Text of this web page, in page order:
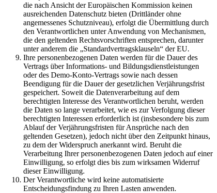
die nach Ansicht der Europäischen Kommission keinen
ausreichenden Datenschutz bieten (Drittländer ohne
angemessenes Schutzniveau), erfolgt die Übermittlung durch
den Verantwortlichen unter Anwendung von Mechanismen,
die den geltenden Rechtsvorschriften entsprechen, darunter
unter anderem die „Standardvertragsklauseln“ der EU.
Ihre personenbezogenen Daten werden für die Dauer des
Vertrags über Informations- und Bildungsdienstleistungen
oder des Demo-Konto-Vertrags sowie nach dessen
Beendigung für die Dauer der gesetzlichen Verjährungsfrist
gespeichert. Soweit die Datenverarbeitung auf dem
berechtigten Interesse des Verantwortlichen beruht, werden
die Daten so lange verarbeitet, wie es zur Verfolgung dieser
berechtigten Interessen erforderlich ist (insbesondere bis zum
Ablauf der Verjährungsfristen für Ansprüche nach den
geltenden Gesetzen), jedoch nicht über den Zeitpunkt hinaus,
zu dem der Widerspruch anerkannt wird. Beruht die
Verarbeitung Ihrer personenbezogenen Daten jedoch auf einer
Einwilligung, so erfolgt dies bis zum wirksamen Widerruf
dieser Einwilligung.
Der Verantwortliche wird keine automatisierte
Entscheidungsfindung zu Ihren Lasten anwenden.